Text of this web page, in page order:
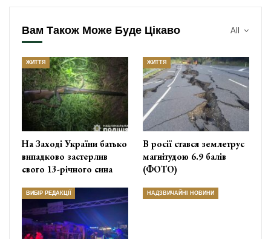
All
Вам Також Може Буде Цікаво
ЖИТТЯ
На Заході України батько
випадково застерлив
свого 13-річного сина
ЖИТТЯ
В росії стався землетрус
магнітудою 6.9 балів
(ФОТО)
ВИБІР РЕДАКЦІЇ НАДЗВИЧАЙНІ НОВИНИ